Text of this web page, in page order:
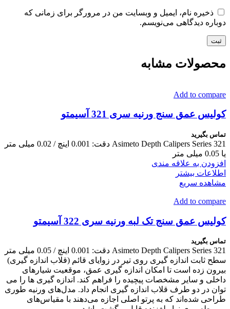
ذخیره نام، ایمیل و وبسایت من در مرورگر برای زمانی که
دوباره دیدگاهی می‌نویسم.
محصولات مشابه
Add to compare
کولیس عمق سنج ورنیه سری 321 آسیمتو
تماس بگیرید
Asimeto Depth Calipers Series 321 دقت: 0.001 اینچ / 0.02 میلی متر
یا 0.05 میلی متر
افزودن به علاقه مندی
اطلاعات بیشتر
مشاهده سریع
Add to compare
کولیس عمق سنج تک لبه ورنیه سری 322 آسیمتو
تماس بگیرید
Asimeto Depth Calipers Series 321 دقت: 0.001 اینچ / 0.05 میلی متر
سطح ثابت اندازه گیری روی تیر در زوایای قائم (قلاب اندازه گیری)
بیرون زده است تا امکان اندازه گیری عمق، موقعیت شیارهای
داخلی و سایر مشخصات پیچیده را فراهم کند. اندازه گیری ها را می
توان در دو طرف قلاب اندازه گیری انجام داد. مدل‌های ورنیه طوری
طراحی شده‌اند که به پرتو اصلی اجازه می‌دهند با مقیاس‌های